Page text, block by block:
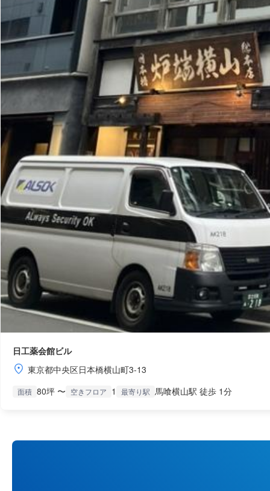
日工薬会館ビル
東京都中央区日本橋横山町3-13
面積 80坪 〜 空きフロア 1 最寄り駅 馬喰横山駅 徒歩 1分